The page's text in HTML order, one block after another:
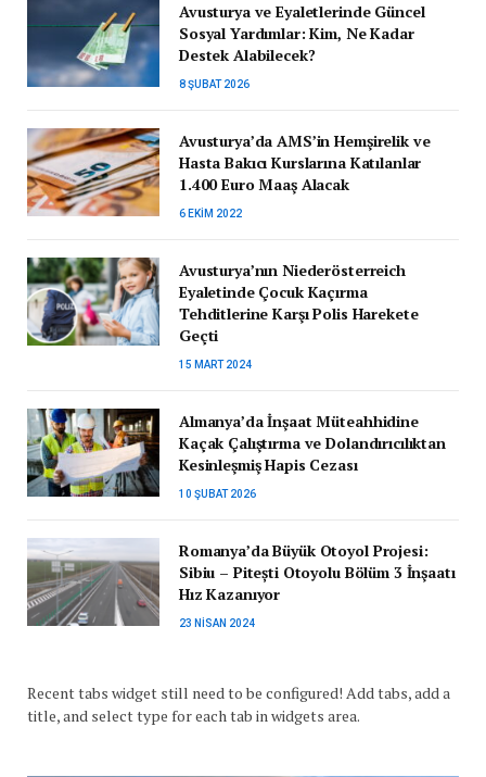
Avusturya ve Eyaletlerinde Güncel
Sosyal Yardımlar: Kim, Ne Kadar
Destek Alabilecek?
8 ŞUBAT 2026
Avusturya’da AMS’in Hemşirelik ve
Hasta Bakıcı Kurslarına Katılanlar
1.400 Euro Maaş Alacak
6 EKIM 2022
Avusturya’nın Niederösterreich
Eyaletinde Çocuk Kaçırma
Tehditlerine Karşı Polis Harekete
Geçti
15 MART 2024
Almanya’da İnşaat Müteahhidine
Kaçak Çalıştırma ve Dolandırıcılıktan
Kesinleşmiş Hapis Cezası
10 ŞUBAT 2026
Romanya’da Büyük Otoyol Projesi:
Sibiu – Pitești Otoyolu Bölüm 3 İnşaatı
Hız Kazanıyor
23 NISAN 2024
Recent tabs widget still need to be configured! Add tabs, add a
title, and select type for each tab in widgets area.